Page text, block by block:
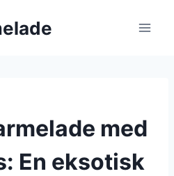
med
En eksotisk